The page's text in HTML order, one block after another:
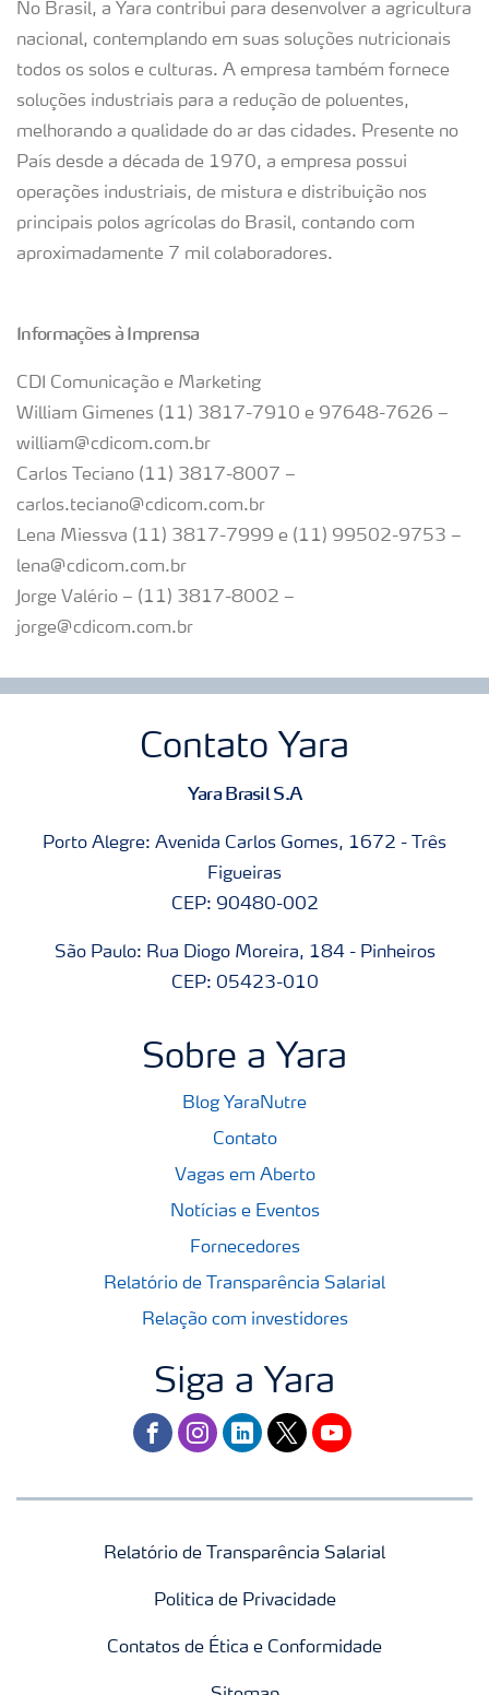
No Brasil, a Yara contribui para desenvolver a agricultura
nacional, contemplando em suas soluções nutricionais
todos os solos e culturas. A empresa também fornece
soluções industriais para a redução de poluentes,
melhorando a qualidade do ar das cidades. Presente no
País desde a década de 1970, a empresa possui
operações industriais, de mistura e distribuição nos
principais polos agrícolas do Brasil, contando com
aproximadamente 7 mil colaboradores.
Informações à Imprensa
CDI Comunicação e Marketing
William Gimenes (11) 3817-7910 e 97648-7626 –
william@cdicom.com.br
Carlos Teciano (11) 3817-8007 –
carlos.teciano@cdicom.com.br
Lena Miessva (11) 3817-7999 e (11) 99502-9753 –
lena@cdicom.com.br
Jorge Valério – (11) 3817-8002 –
jorge@cdicom.com.br
Contato Yara
Yara Brasil S.A
Porto Alegre: Avenida Carlos Gomes, 1672 - Três
Figueiras
CEP: 90480-002
São Paulo: Rua Diogo Moreira, 184 - Pinheiros
CEP: 05423-010
Sobre a Yara
Blog YaraNutre
Contato
Vagas em Aberto
Notícias e Eventos
Fornecedores
Relatório de Transparência Salarial
Relação com investidores
Siga a Yara
facebookinstagram
linkedintwitteryoutube
Relatório de Transparência Salarial
Politica de Privacidade
Contatos de Ética e Conformidade